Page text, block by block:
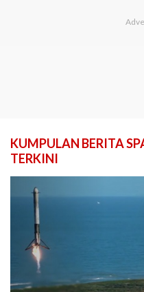
KUMPULAN BERITA
TERKINI